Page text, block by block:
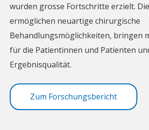
wurden grosse Fortschritte erzielt.
ermöglichen neuartige chirurgische
Behandlungsmöglichkeiten, bringen
für die Patientinnen und Patienten
Ergebnisqualität.
Zum Forschungsbericht